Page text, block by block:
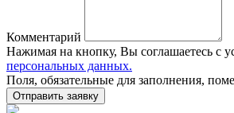
Комментарий
Нажимая на кнопку, Вы соглашаетесь с
персональных данных.
Поля, обязательные для заполнения,